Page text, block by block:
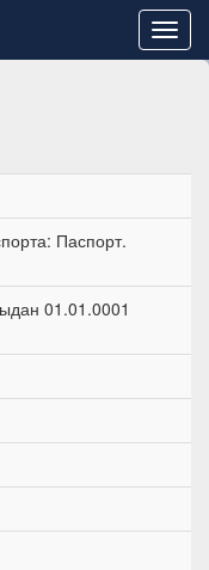
Паспорт.
01.01.0001